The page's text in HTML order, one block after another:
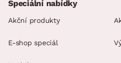
Speciální nabídky
Akční produkty
E-shop speciál